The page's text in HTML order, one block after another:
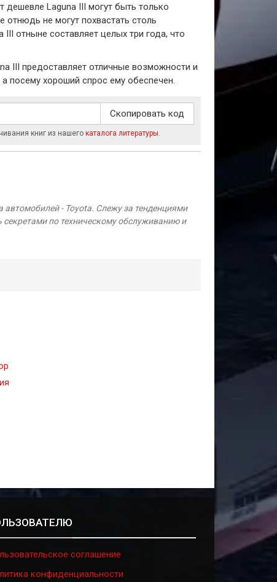
дешевле Laguna III могут быть только
не могут похвастать столь
отныне составляет целых три года, что
III предоставляет отличные возможности и
посему хороший спрос ему обеспечен.
Скопировать код
книг из нашего каталога литературы
- Toyota. Слежу за тенденциями
по техническому обслуживанию и
соглашение
конфиденциальности